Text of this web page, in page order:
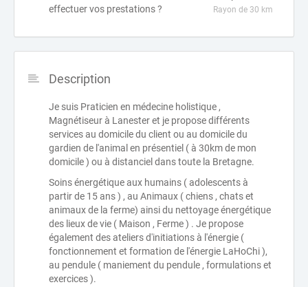
effectuer vos prestations ?
Rayon de 30 km
Description
Je suis Praticien en médecine holistique ,
Magnétiseur à Lanester et je propose différents
services au domicile du client ou au domicile du
gardien de l'animal en présentiel ( à 30km de mon
domicile ) ou à distanciel dans toute la Bretagne.
Soins énergétique aux humains ( adolescents à
partir de 15 ans ) , au Animaux ( chiens , chats et
animaux de la ferme) ainsi du nettoyage énergétique
des lieux de vie ( Maison , Ferme ) . Je propose
également des ateliers d'initiations à l'énergie (
fonctionnement et formation de l'énergie LaHoChi ),
au pendule ( maniement du pendule , formulations et
exercices ).